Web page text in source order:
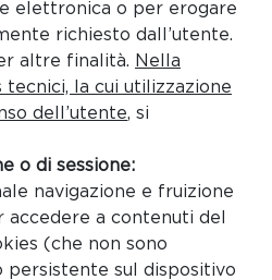
elettronica o per erogare
richiesto dall’utente.
altre finalità. Nella
la cui utilizzazione
dell’utente, si
o di sessione:
navigazione e fruizione
accedere a contenuti del
(che non sono
persistente sul dispositivo